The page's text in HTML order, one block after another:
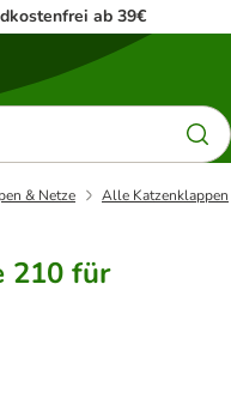
ab 39€
& Netze Alle Katzenklappen
210 für